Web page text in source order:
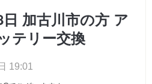
加古川市の方 ア
テリー交換
19:01